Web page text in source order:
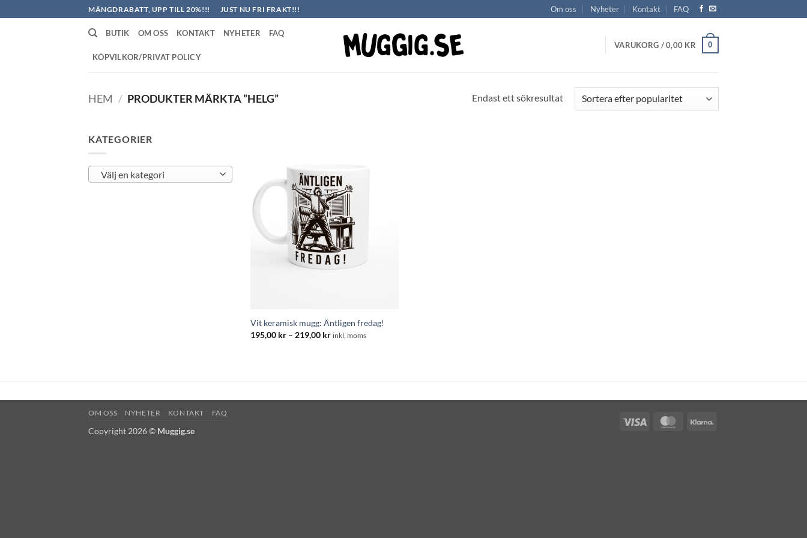
to
MÄNGDRABATT, UPP TILL 20%!!! JUST NU FRI FRAKT!!! Om oss Nyheter Kontakt FAQ
BUTIK OM OSS KONTAKT NYHETER FAQ
KÖPVILKOR/PRIVAT POLICY
VARUKORG /0,00 KR 0
HEM / PRODUKTER MÄRKTA ”HELG” Endast ett sökresultat
KATEGORIER
Välj en kategori
Vit keramisk mugg: Äntligen fredag!
195,00 kr – 219,00 krPrisintervall:
inkl. moms
Visa MasterCard
OM OSS NYHETER KONTAKT FAQ
Copyright 2026 © Muggig.se